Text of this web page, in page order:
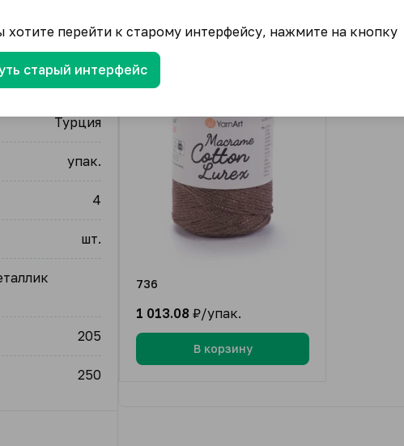
Турция
упак.
4
шт.
205
250
736
1 013.08 ₽/упак.
В корзину
хотите перейти к старому интерфейсу, нажмите на кнопку
старый интерфейс